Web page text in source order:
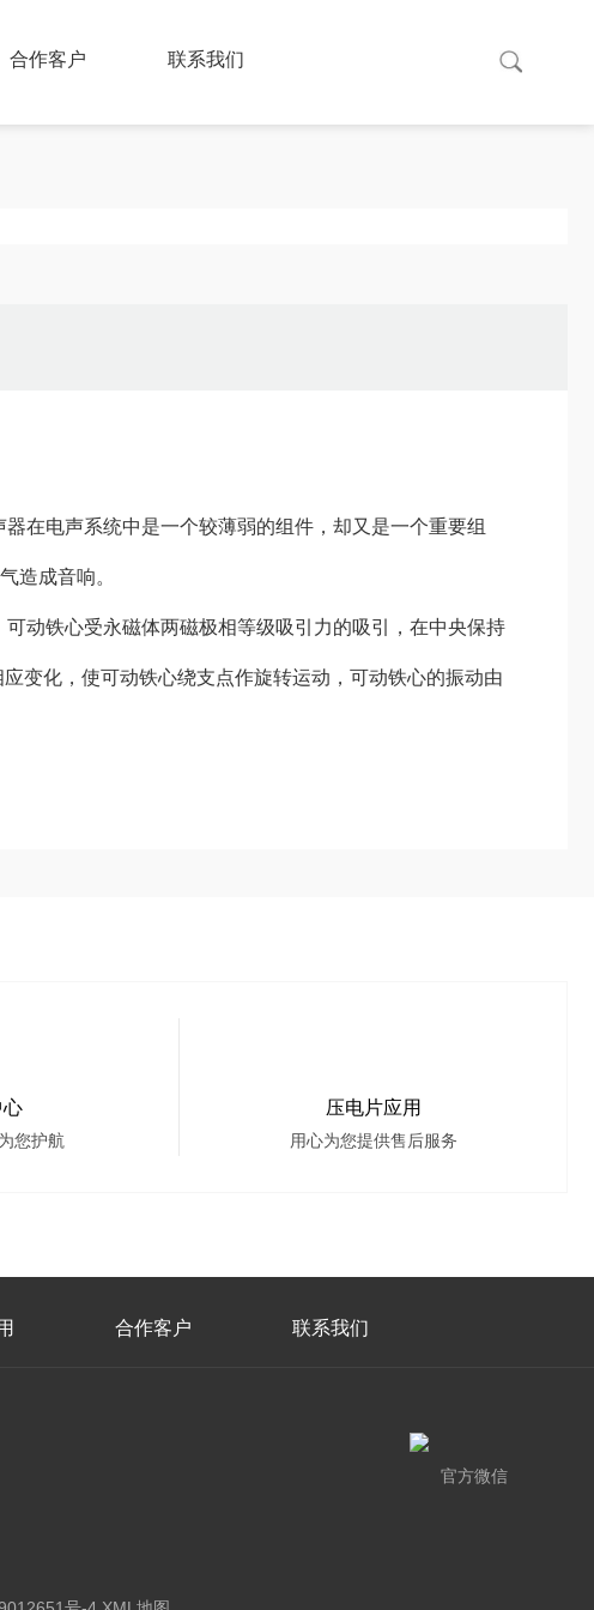
合作客户 联系我们
在电声系统中是一个较薄弱的组件，却又是一个重要组
造成音响。
动铁心受永磁体两磁极相等级吸引力的吸引，在中央保持
变化，使可动铁心绕支点作旋转运动，可动铁心的振动由
心
您护航
压电片应用
用心为您提供售后服务
合作客户 联系我们
官方微信